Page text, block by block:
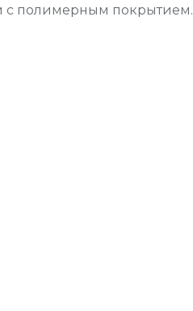
с полимерным покрытием.